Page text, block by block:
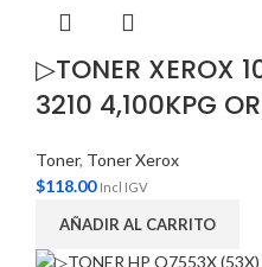
▷TONER XEROX
3210 4,100KPG
Toner, Toner Xerox
$118.00 Incl IGV
AÑADIR AL CARRITO